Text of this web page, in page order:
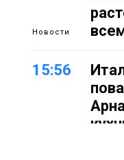
Новости
15:56